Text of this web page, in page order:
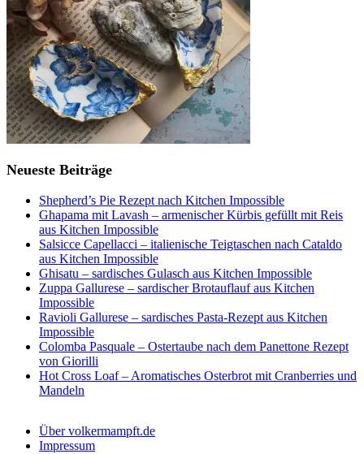
Neueste Beiträge
Shepherd’s Pie Rezept nach Kitchen Impossible
Ghapama mit Lavash – armenischer Kürbis gefüllt mit Reis
aus Kitchen Impossible
Salsicce Capellacci – italienische Teigtaschen nach Cataldo
aus Kitchen Impossible
Ghisatu – sardisches Gulasch aus Kitchen Impossible
Zuppa Gallurese – sardischer Brotauflauf aus Kitchen
Impossible
Ravioli Gallurese – sardisches Pasta-Rezept aus Kitchen
Impossible
Colomba Pasquale – Ostertaube nach dem Panettone Rezept
von Giorilli
Hot Cross Loaf – Aromatisches Osterbrot mit Cranberries und
Mandeln
Über volkermampft.de
Impressum